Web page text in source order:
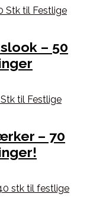
– 50
– 70